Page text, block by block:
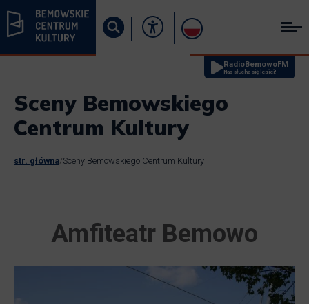
RadioBemowoFM
Nas słucha się lepiej!
Sceny Bemowskiego
Centrum Kultury
str. główna/Sceny Bemowskiego Centrum Kultury
Amfiteatr Bemowo